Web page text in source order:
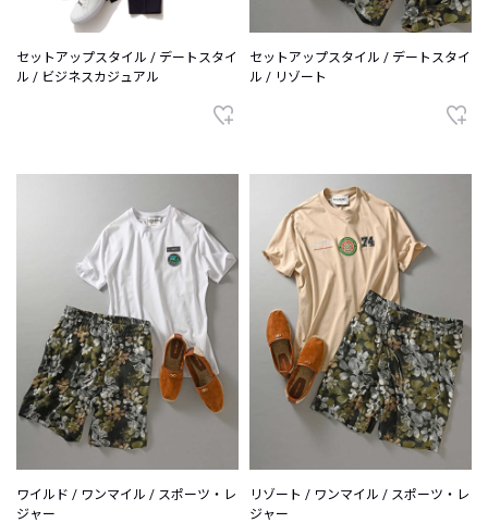
セットアップスタイル / デートスタイ
ル / ビジネスカジュアル
セットアップスタイル / デートスタイ
ル / リゾート
ワイルド / ワンマイル / スポーツ・レ
ジャー
リゾート / ワンマイル / スポーツ・レ
ジャー